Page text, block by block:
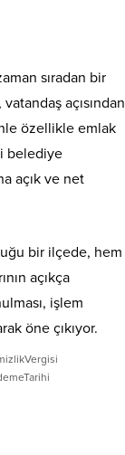
sıradan bir
açısından
özellikle emlak
belediye
açık ve net
bir ilçede, hem
açıkça
işlem
öne çıkıyor.